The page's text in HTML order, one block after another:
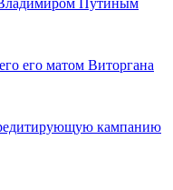
его матом Виторгана
кампанию